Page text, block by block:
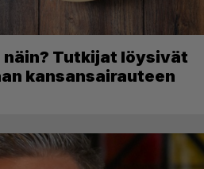
Tutkijat löysivät
kansansairauteen